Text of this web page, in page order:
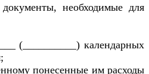
необходимые для
(__________) календарных
понесенные им расходы